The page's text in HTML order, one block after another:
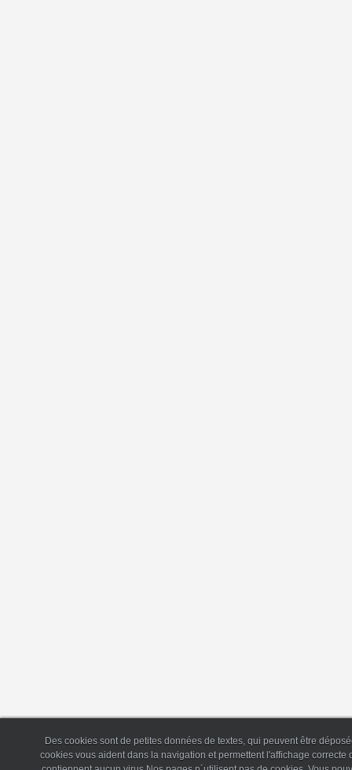
Des cookies sont de petites données de textes, qui peuvent être
cookies vous aident dans la navigation et permettent l'affichage